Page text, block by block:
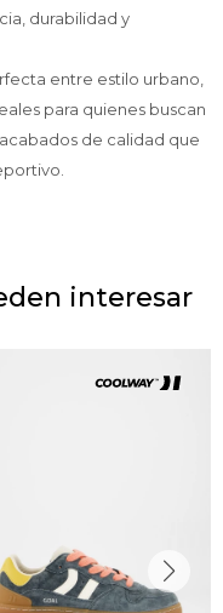
durabilidad y
entre estilo urbano,
para quienes buscan
de calidad que
interesar